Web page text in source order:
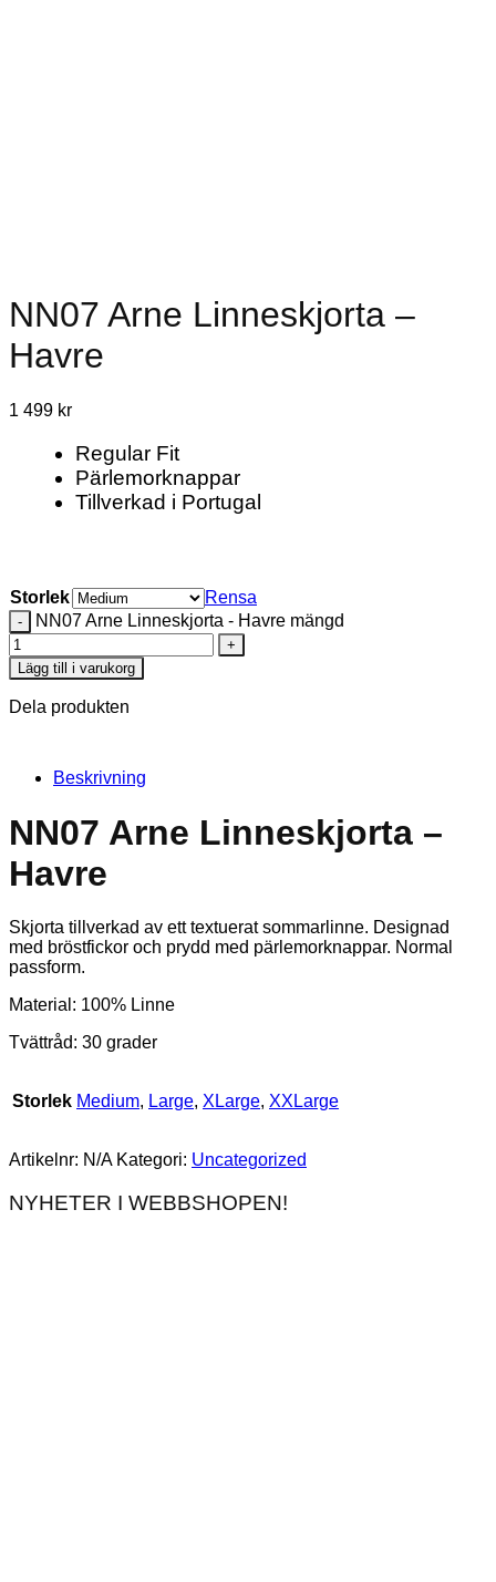
NN07 Arne Linneskjorta –
Havre
1 499 kr
Regular Fit
Pärlemorknappar
Tillverkad i Portugal
Storlek
Rensa
NN07 Arne Linneskjorta - Havre mängd
Lägg till i varukorg
Dela produkten
Beskrivning
NN07 Arne Linneskjorta –
Havre
Skjorta tillverkad av ett textuerat sommarlinne. Designad
med bröstfickor och prydd med pärlemorknappar. Normal
passform.
Material: 100% Linne
Tvättråd: 30 grader
Storlek Medium, Large, XLarge, XXLarge
Artikelnr: N/A Kategori: Uncategorized
NYHETER I WEBBSHOPEN!